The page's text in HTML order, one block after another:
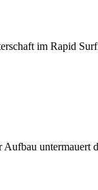
im Rapid
untermauert